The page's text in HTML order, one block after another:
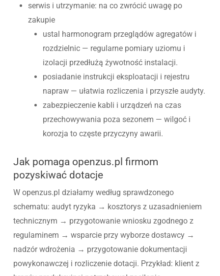
serwis i utrzymanie: na co zwrócić uwagę po
zakupie
ustal harmonogram przeglądów agregatów i
rozdzielnic — regularne pomiary uziomu i
izolacji przedłużą żywotność instalacji.
posiadanie instrukcji eksploatacji i rejestru
napraw — ułatwia rozliczenia i przyszłe audyty.
zabezpieczenie kabli i urządzeń na czas
przechowywania poza sezonem — wilgoć i
korozja to częste przyczyny awarii.
Jak pomaga openzus.pl firmom
pozyskiwać dotacje
W openzus.pl działamy według sprawdzonego
schematu: audyt ryzyka → kosztorys z uzasadnieniem
technicznym → przygotowanie wniosku zgodnego z
regulaminem → wsparcie przy wyborze dostawcy →
nadzór wdrożenia → przygotowanie dokumentacji
powykonawczej i rozliczenie dotacji. Przykład: klient z